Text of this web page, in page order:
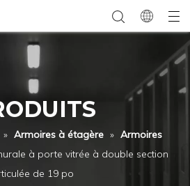
» Armoires à étagère » Armoires
à porte vitrée à double section
de 19 po